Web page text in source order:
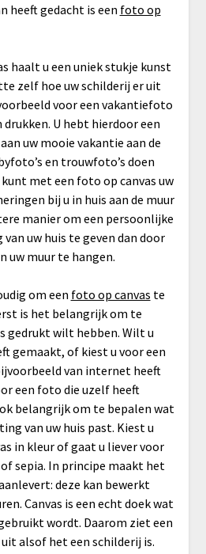
heeft gedacht is een foto op
haalt u een uniek stukje kunst
zelf hoe uw schilderij er uit
voor een vakantiefoto
U hebt hierdoor een
uw mooie vakantie aan de
en trouwfoto’s doen
kunt met een foto op canvas uw
bij u in huis aan de muur
manier om een persoonlijke
uw huis te geven dan door
uw muur te hangen.
om een foto op canvas te
is het belangrijk om te
gedrukt wilt hebben. Wilt u
gemaakt, of kiest u voor een
van internet heeft
een foto die uzelf heeft
belangrijk om te bepalen wat
van uw huis past. Kiest u
in kleur of gaat u liever voor
sepia. In principe maakt het
deze kan bewerkt
Canvas is een echt doek wat
wordt. Daarom ziet een
alsof het een schilderij is.